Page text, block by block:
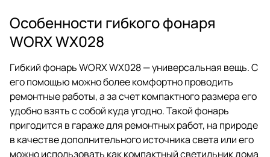
Особенности гибкого фонаря
WORX WX028
Гибкий фонарь WORX WX028 — универсальная вещь. С
его помощью можно более комфортно проводить
ремонтные работы, а за счет компактного размера его
удобно взять с собой куда угодно. Такой фонарь
пригодится в гараже для ремонтных работ, на природе
в качестве дополнительного источника света или его
можно использовать как компактный светильник дома